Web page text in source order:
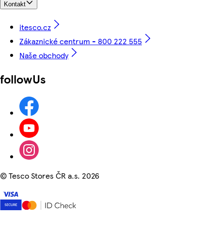
Kontakt
itesco.cz
Zákaznické centrum - 800 222 555
Naše obchody
followUs
©Tesco Stores ČR a.s. 2026